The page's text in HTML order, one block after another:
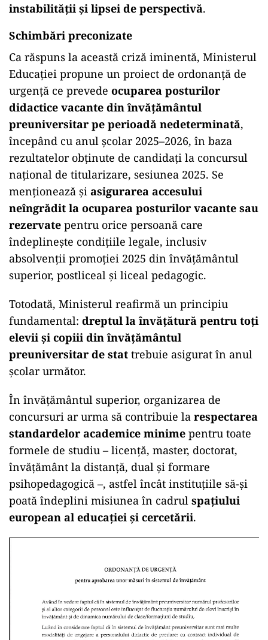
instabilității și lipsei de perspectivă.
Schimbări preconizate
Ca răspuns la această criză iminentă, Ministerul
Educației propune un proiect de ordonanță de
urgență ce prevede ocuparea posturilor
didactice vacante din învățământul
preuniversitar pe perioadă nedeterminată,
începând cu anul școlar 2025–2026, în baza
rezultatelor obținute de candidați la concursul
național de titularizare, sesiunea 2025. Se
menționează și asigurarea accesului
neîngrădit la ocuparea posturilor vacante sau
rezervate pentru orice persoană care
îndeplinește condițiile legale, inclusiv
absolvenții promoției 2025 din învățământul
superior, postliceal și liceal pedagogic.
Totodată, Ministerul reafirmă un principiu
fundamental: dreptul la învățătură pentru toți
elevii și copiii din învățământul
preuniversitar de stat trebuie asigurat în anul
școlar următor.
În învățământul superior, organizarea de
concursuri ar urma să contribuie la respectarea
standardelor academice minime pentru toate
formele de studiu – licență, master, doctorat,
învățământ la distanță, dual și formare
psihopedagogică –, astfel încât instituțiile să-și
poată îndeplini misiunea în cadrul spațiului
european al educației și cercetării.